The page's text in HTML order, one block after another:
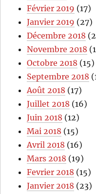
Février 2019 (17)
Janvier 2019 (27)
Décembre 2018
Novembre 2018
Octobre 2018 (15)
Septembre 2018
Août 2018 (17)
Juillet 2018 (16)
Juin 2018 (12)
Mai 2018 (15)
Avril 2018 (16)
Mars 2018 (19)
Fevrier 2018 (15)
Janvier 2018 (23)